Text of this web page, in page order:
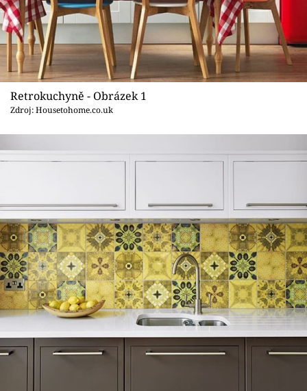
Přihlášení
Sledujte nás
Retrokuchyně - Obrázek 1
Zdroj: Housetohome.co.uk